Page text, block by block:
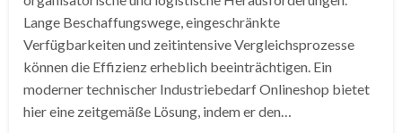
Lange Beschaffungswege, eingeschränkte
Verfügbarkeiten und zeitintensive Vergleichsprozesse
können die Effizienz erheblich beeinträchtigen. Ein
moderner technischer Industriebedarf Onlineshop bietet
hier eine zeitgemäße Lösung, indem er den…